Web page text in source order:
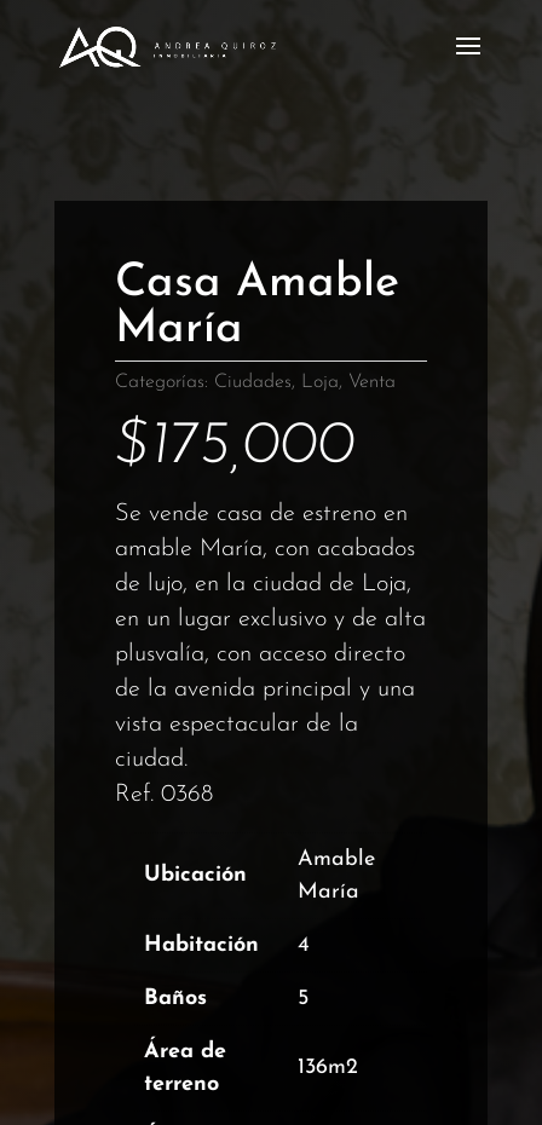
Casa Amable
María
Categorías: Ciudades, Loja, Venta
$175,000
Se vende casa de estreno en
amable María, con acabados
de lujo, en la ciudad de Loja,
en un lugar exclusivo y de alta
plusvalía, con acceso directo
de la avenida principal y una
vista espectacular de la
ciudad.
Ref. 0368
Ubicación
Amable
María
Habitación 4
Baños 5
Área de
terreno
136m2